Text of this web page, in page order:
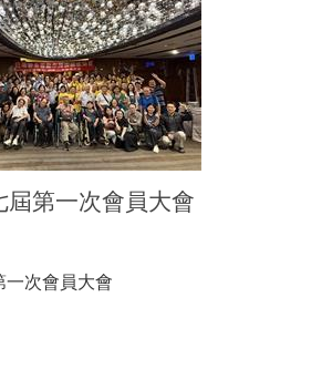
第一次會員大會
次會員大會